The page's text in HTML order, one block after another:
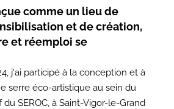
comme un lieu de
et de création,
et réemploi se
j'ai participé à la conception et à
serre éco-artistique au sein du
SEROC, à Saint-Vigor-le-Grand